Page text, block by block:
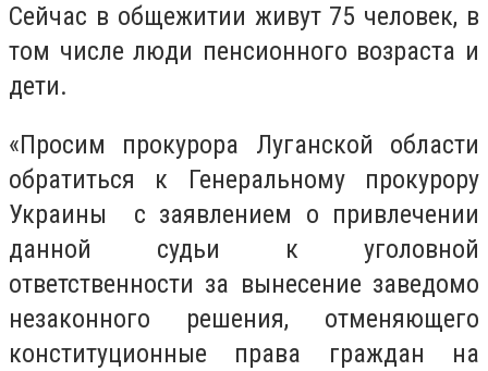
Сейчас в общежитии живут 75 человек, в
том числе люди пенсионного возраста и
дети.
«Просим прокурора Луганской области
обратиться к Генеральному прокурору
Украины с заявлением о привлечении
данной судьи к уголовной
ответственности за вынесение заведомо
незаконного решения, отменяющего
конституционные права граждан на